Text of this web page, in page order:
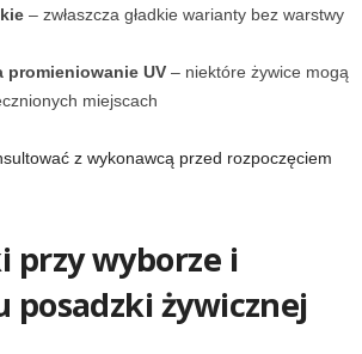
– zwłaszcza gładkie warianty bez warstwy
promieniowanie UV – niektóre żywice mogą
miejscach
z wykonawcą przed rozpoczęciem
przy wyborze i
żywicznej